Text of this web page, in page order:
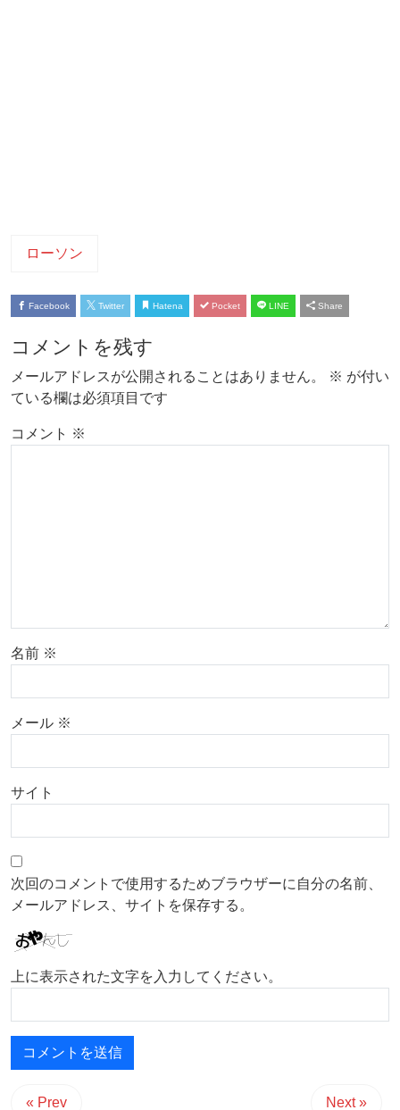
ローソン
Facebook Twitter Hatena Pocket LINE Share
コメントを残す
メールアドレスが公開されることはありません。 ※ が付い
ている欄は必須項目です
コメント ※
名前 ※
メール ※
サイト
次回のコメントで使用するためブラウザーに自分の名前、
メールアドレス、サイトを保存する。
上に表示された文字を入力してください。
« Prev Next »